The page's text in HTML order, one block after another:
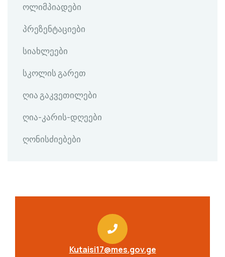
ოლიმპიადები
პრეზენტაციები
სიახლეები
სკოლის გარეთ
ღია გაკვეთილები
ღია-კარის-დღეები
ღონისძიებები
Kutaisi17@mes.gov.ge